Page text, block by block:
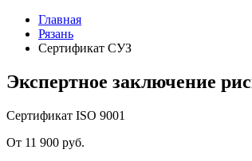
Главная
Рязань
Сертификат СУЗ
Экспертное заключение
Сертификат ISO 9001
От 11 900 руб.